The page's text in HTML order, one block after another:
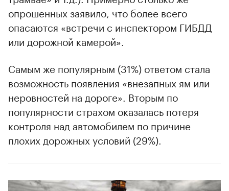
опрошенных заявило, что более всего
опасаются «встречи с инспектором ГИБДД
или дорожной камерой».
Самым же популярным (31%) ответом стала
возможность появления «внезапных ям или
неровностей на дороге». Вторым по
популярности страхом оказалась потеря
контроля над автомобилем по причине
плохих дорожных условий (29%).